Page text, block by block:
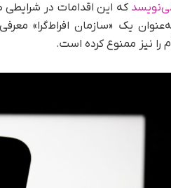
که این اقدامات در
را نیز ممنوع کرده است.